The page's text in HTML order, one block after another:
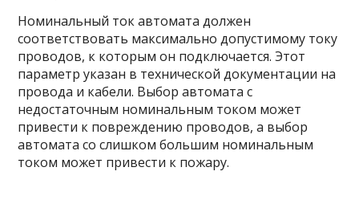
Номинальный ток автомата должен
соответствовать максимально допустимому току
проводов, к которым он подключается. Этот
параметр указан в технической документации на
провода и кабели. Выбор автомата с
недостаточным номинальным током может
привести к повреждению проводов, а выбор
автомата со слишком большим номинальным
током может привести к пожару.